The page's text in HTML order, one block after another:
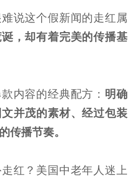
说这个假新闻的走红属
，却有着完美的传播基
内容的经典配方： 明确
并茂的素材、经过包装
传播节奏。
红？美国中老年人迷上